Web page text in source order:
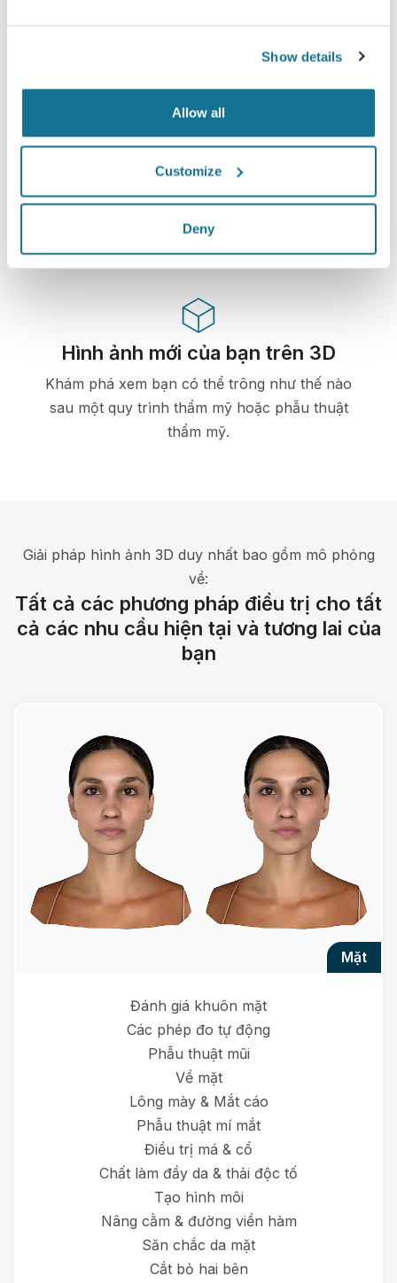
Show details
Allow all
Customize
Deny
Công nghệ cao
Mô phỏng 3D dựa trên web đầu tiên dành cho
phẫu thuật thẩm mỹ và các thủ tục thẩm mỹ đã
các hiệp hội phẫu thuật thẩm mỹ ưa chuộng.
Hình ảnh mới của bạn trên 3D
Khám phá xem bạn có thể trông như thế nào
sau một quy trình thẩm mỹ hoặc phẫu thuật
thẩm mỹ.
Giải pháp hình ảnh 3D duy nhất bao gồm mô phỏng
về:
Tất cả các phương pháp điều trị cho tất
cả các nhu cầu hiện tại và tương lai của
bạn
mặt
Đánh giá khuôn mặt
Các phép đo tự động
Phẫu thuật mũi
Về mặt
Lông mày & Mắt cáo
Phẫu thuật mí mắt
Điều trị má & cổ
Chất làm đầy da & thải độc tố
Tạo hình môi
Nâng cằm & đường viền hàm
Săn chắc da mặt
Cắt bỏ hai bên